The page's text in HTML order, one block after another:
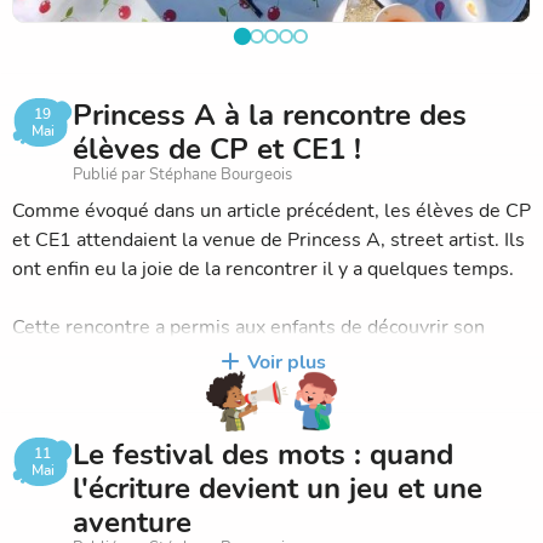
19
Mai
Princess A à la rencontre des
élèves de CP et CE1 !
Publié par Stéphane Bourgeois
Comme évoqué dans un article précédent, les élèves de CP
et CE1 attendaient la venue de Princess A, street artist. Ils
ont enfin eu la joie de la rencontrer il y a quelques temps.
Cette rencontre a permis aux enfants de découvrir son
univers artistique et de passer à la réalisation, en étant
accompagnés dans leur propre création. Chacun a pu
expérimenter, observer, essayer, et s’approprier
progressivement une démarche artistique inspirée du
street art.
Vous trouverez ci-dessous le lien vers 2 vidéos permettant
Voir plus
11
Mai
Le festival des mots : quand
l'écriture devient un jeu et une
aventure